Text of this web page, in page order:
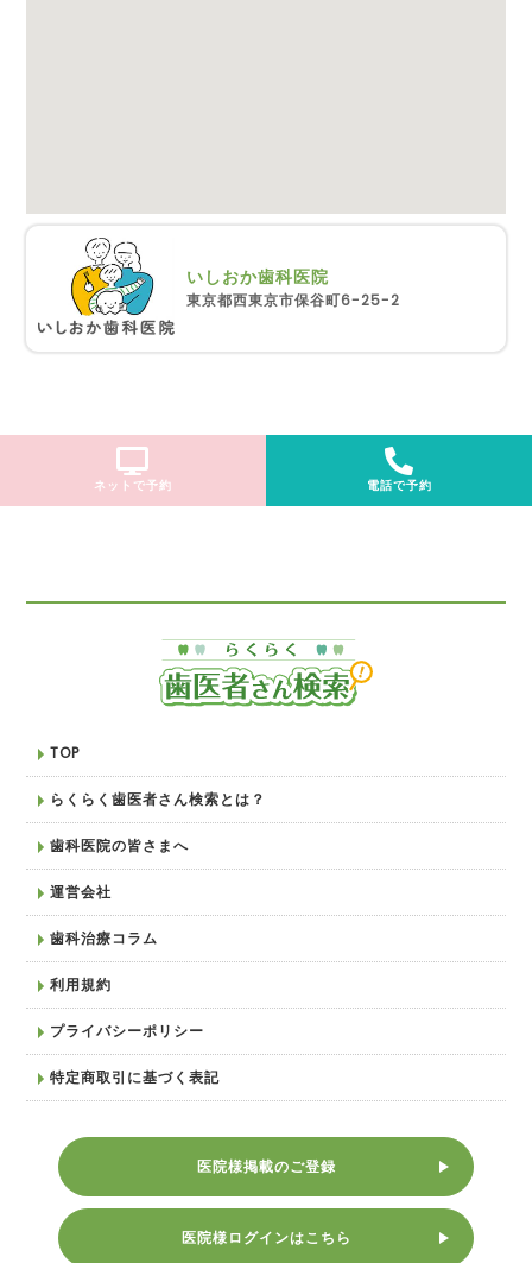
いしおか歯科医院
東京都西東京市保谷町6-25-2
ネットで予約 電話で予約
TOP
らくらく歯医者さん検索とは？
歯科医院の皆さまへ
運営会社
歯科治療コラム
利用規約
プライバシーポリシー
特定商取引に基づく表記
医院様掲載のご登録
医院様ログインはこちら